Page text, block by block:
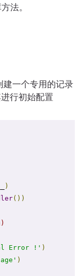
法。
一个专用的记录
行初始配置
)
())
Error !' )
)